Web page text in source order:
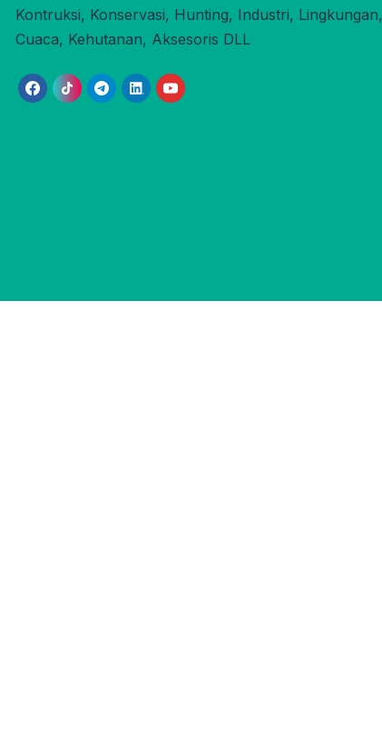
Kontruksi, Konservasi, Hunting, Industri, Lingkungan,
Cuaca, Kehutanan, Aksesoris DLL